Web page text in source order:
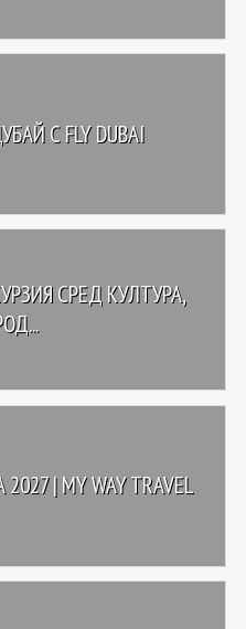
С FLY DUBAI
СРЕД КУЛТУРА,
| MY WAY TRAVEL